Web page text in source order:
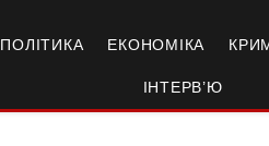
ПОЛІТИКА ЕКОНОМІКА
ІНТЕРВ’Ю